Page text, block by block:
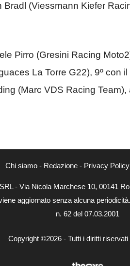
(Viessmann Kiefer
Pirro (Gresini Racing
La Torre G22), 9º con il
(Marc VDS Racing Team),
Chi siamo- Redazione- Privacy Policy
- Via Nicola Marchese 10, 00141
aggiornato senza alcuna
n. 62 del 07.03.2001
Copyright ©2026 - Tutti i diritti riservati